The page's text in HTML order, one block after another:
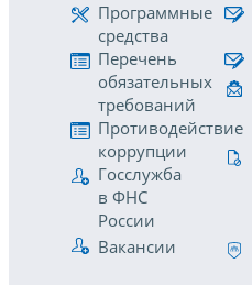
Программные
средства
Перечень
обязательных
требований
Противодействие
коррупции
Госслужба
в ФНС
России
Вакансии